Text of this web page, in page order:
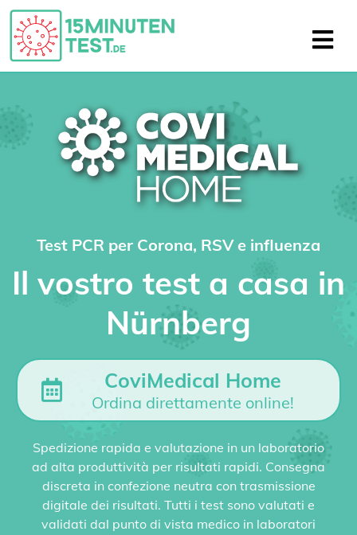
Test PCR per Corona, RSV e influenza
Il vostro test a casa in
Nürnberg
CoviMedical Home
Ordina direttamente online!
Spedizione rapida e valutazione in un laboratorio
ad alta produttività per risultati rapidi. Consegna
discreta in confezione neutra con trasmissione
digitale dei risultati. Tutti i test sono valutati e
validati dal punto di vista medico in laboratori